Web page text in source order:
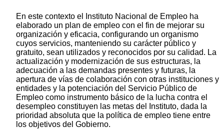
En este contexto el Instituto Nacional de Empleo ha
elaborado un plan de empleo con el fin de mejorar su
organización y eficacia, configurando un organismo
cuyos servicios, manteniendo su carácter público y
gratuito, sean utilizados y reconocidos por su calidad. La
actualización y modernización de sus estructuras, la
adecuación a las demandas presentes y futuras, la
apertura de vías de colaboración con otras instituciones y
entidades y la potenciación del Servicio Público de
Empleo como instrumento básico de la lucha contra el
desempleo constituyen las metas del Instituto, dada la
prioridad absoluta que la política de empleo tiene entre
los objetivos del Gobierno.